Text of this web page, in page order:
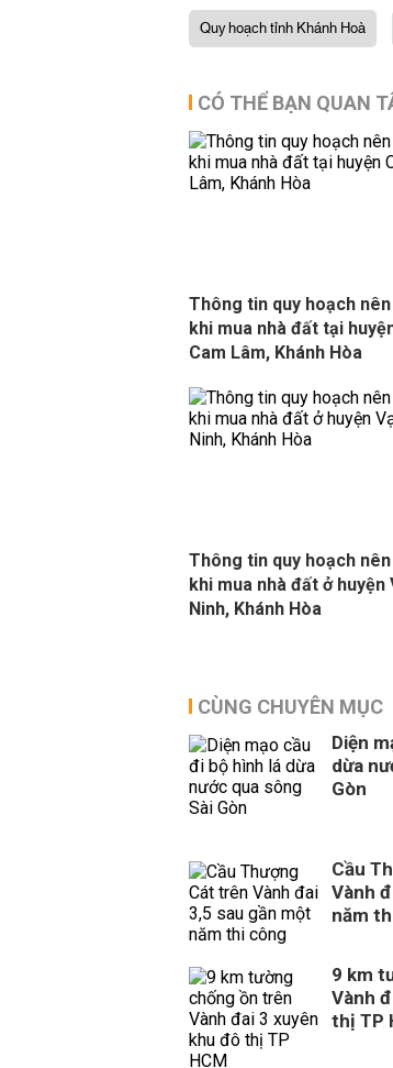
Quy hoạch tỉnh Khánh Hoà
CÓ THỂ BẠN QUAN
Thông tin quy hoạch
khi mua nhà đất tại
Cam Lâm, Khánh Hòa
Thông tin quy hoạch
khi mua nhà đất ở huyện
Ninh, Khánh Hòa
CÙNG CHUYÊN MỤC
Diện
dừa
Gòn
Cầu
Vành
năm
9 km
Vành
thị TP